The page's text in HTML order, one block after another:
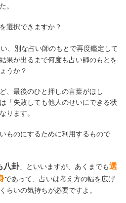
。
選択できますか？
い、別な占い師のもとで再度鑑定して
果が出るまで何度も占い師のもとを
うか？
、最後のひと押しの言葉がほし
「失敗しても他人のせいにできる状
ります。
ものにするために利用するもので
八卦」といいますが、あくまでも選
であって、占いは考え方の幅を広げ
らいの気持ちが必要ですよ。